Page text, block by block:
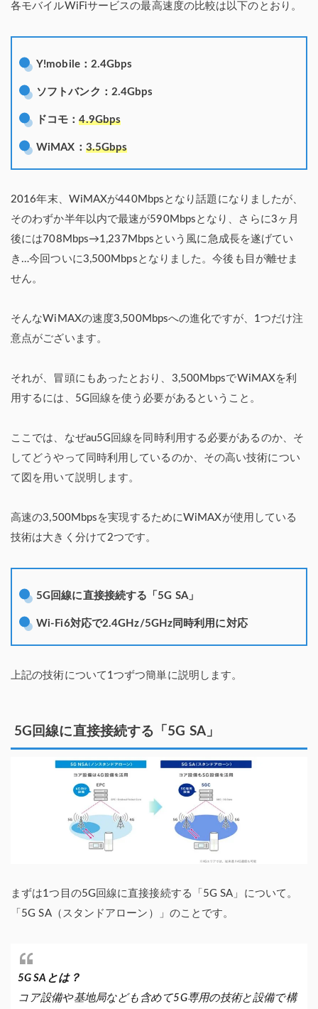
各モバイルWiFiサービスの最高速度の比較は以下のとおり。
Y!mobile：2.4Gbps
ソフトバンク：2.4Gbps
ドコモ：4.9Gbps
WiMAX： 3.5Gbps
2016年末、WiMAXが440Mbpsとなり話題になりましたが、
そのわずか半年以内で最速が590Mbpsとなり、さらに3ヶ月
後には708Mbps→1,237Mbpsという風に急成長を遂げてい
き…今回ついに3,500Mbpsとなりました。今後も目が離せま
せん。
そんなWiMAXの速度3,500Mbpsへの進化ですが、1つだけ注
意点がございます。
それが、冒頭にもあったとおり、3,500MbpsでWiMAXを利
用するには、5G回線を使う必要があるということ。
ここでは、なぜau5G回線を同時利用する必要があるのか、そ
してどうやって同時利用しているのか、その高い技術につい
て図を用いて説明します。
高速の3,500Mbpsを実現するためにWiMAXが使用している
技術は大きく分けて2つです。
5G回線に直接接続する「5G SA」
Wi-Fi6対応で2.4GHz/5GHz同時利用に対応
上記の技術について1つずつ簡単に説明します。
5G回線に直接接続する「5G SA」
まずは1つ目の5G回線に直接接続する「5G SA」について。
「5G SA（スタンドアローン）」のことです。
5G SAとは？
コア設備や基地局なども含めて5G専用の技術と設備で構